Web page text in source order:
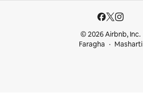
© 2026 Airbnb, Inc.
Faragha
Masharti